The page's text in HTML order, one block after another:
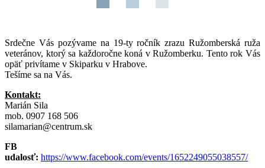
Srdečne Vás pozývame na 19-ty ročník zrazu Ružomberská ruža
veteránov, ktorý sa každoročne koná v Ružomberku. Tento rok Vás
opäť privítame v Skiparku v Hrabove.
Tešíme sa na Vás.
Kontakt:
Marián Sila
mob. 0907 168 506
silamarian@centrum.sk
FB
udalosť: https://www.facebook.com/events/1652249055038557/